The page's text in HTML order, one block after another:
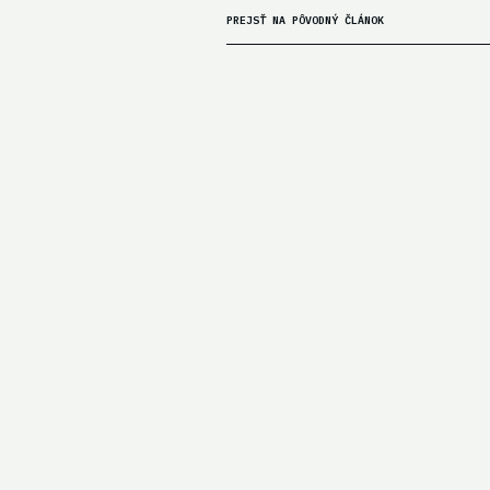
PREJSŤ NA PÔVODNÝ ČLÁNOK